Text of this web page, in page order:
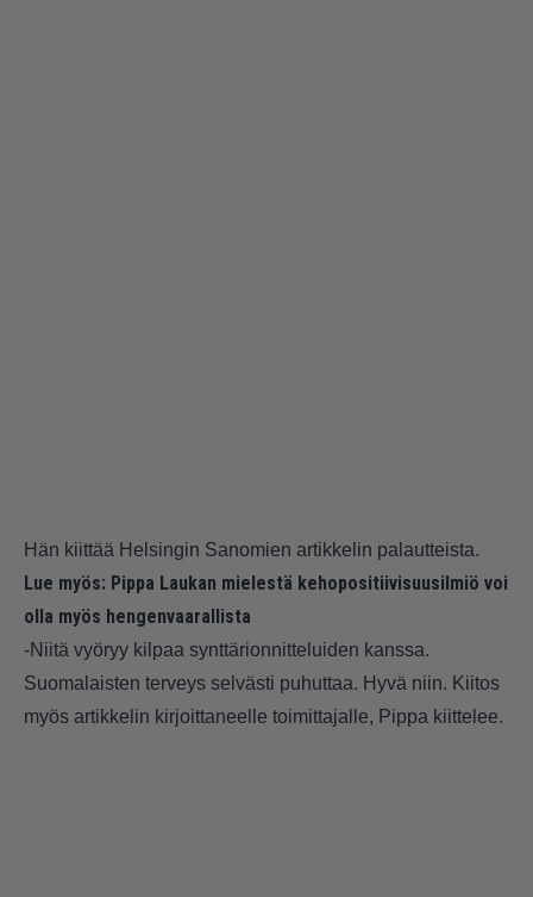
Hän kiittää Helsingin Sanomien artikkelin palautteista.
Lue myös: Pippa Laukan mielestä kehopositiivisuusilmiö voi
olla myös hengenvaarallista
-Niitä vyöryy kilpaa synttärionnitteluiden kanssa.
Suomalaisten terveys selvästi puhuttaa. Hyvä niin. Kiitos
myös artikkelin kirjoittaneelle toimittajalle, Pippa kiittelee.